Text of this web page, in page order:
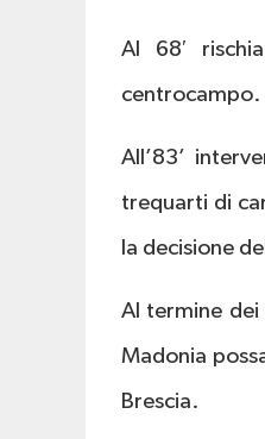
Al 68′
centrocampo.
All’83’
trequarti di
la decisione
Al termine
Madonia
Brescia.